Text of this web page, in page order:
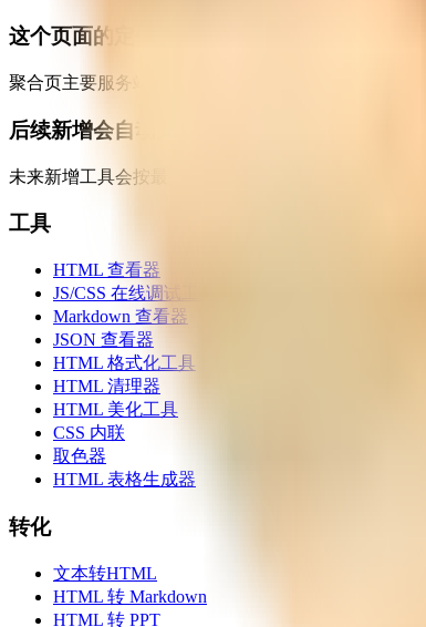
这个页面的定位
聚合页主要服务站内导航与工具分发，具体的使用说
后续新增会自动归类
未来新增工具会按最接近的分类纳入这个页面，保证
工具
HTML 查看器
JS/CSS 在线调试工具
Markdown 查看器
JSON 查看器
HTML 格式化工具
HTML 清理器
HTML 美化工具
CSS 内联
取色器
HTML 表格生成器
转化
文本转HTML
HTML 转 Markdown
HTML 转 PPT